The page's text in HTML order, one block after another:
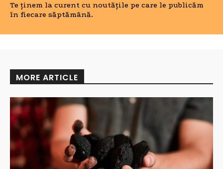
Te ținem la curent cu noutățile pe care le publicăm
în fiecare săptămână.
MORE ARTICLE